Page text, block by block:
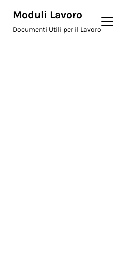
Moduli Lavoro
Documenti Utili per il Lavoro